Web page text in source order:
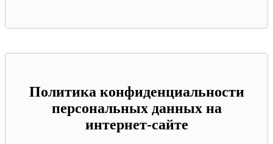
Политика конфиденциальности
персональных данных на
интернет-сайте